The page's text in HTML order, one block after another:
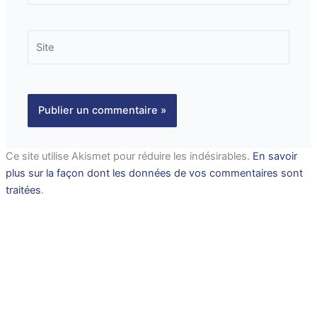
Ce site utilise Akismet pour réduire les indésirables. En savoir
plus sur la façon dont les données de vos commentaires sont
traitées.